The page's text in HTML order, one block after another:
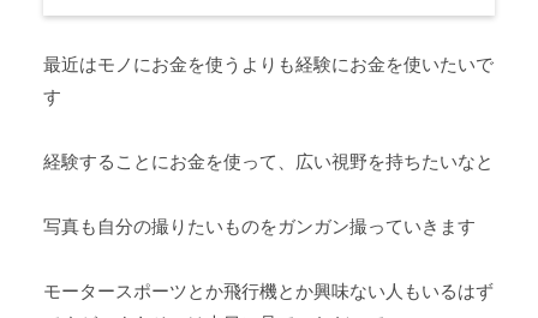
最近はモノにお金を使うよりも経験にお金を使いたいで
す
経験することにお金を使って、広い視野を持ちたいなと
写真も自分の撮りたいものをガンガン撮っていきます
モータースポーツとか飛行機とか興味ない人もいるはず